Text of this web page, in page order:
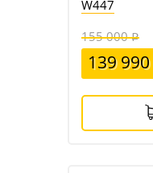
W447
155 000
139 990